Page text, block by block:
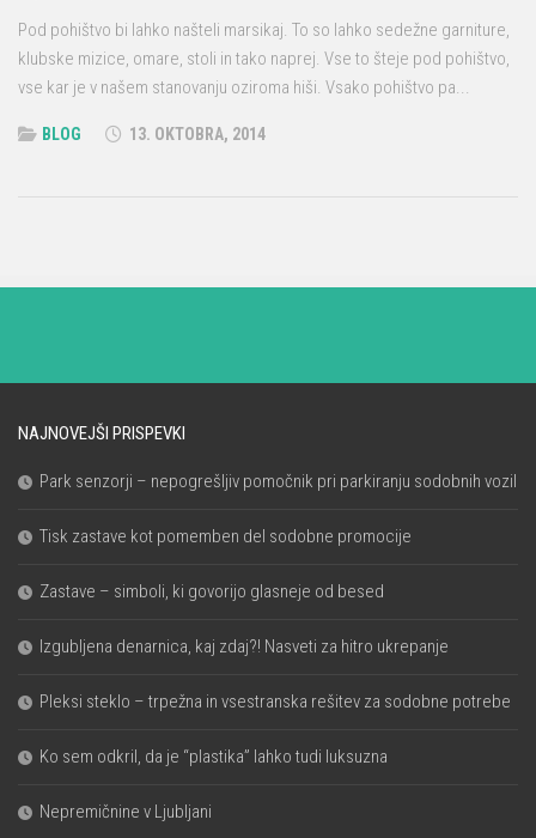
Pod pohištvo bi lahko našteli marsikaj. To so lahko sedežne garniture,
klubske mizice, omare, stoli in tako naprej. Vse to šteje pod pohištvo,
vse kar je v našem stanovanju oziroma hiši. Vsako pohištvo pa...
BLOG 13. OKTOBRA, 2014
NAJNOVEJŠI PRISPEVKI
Park senzorji – nepogrešljiv pomočnik pri parkiranju sodobnih vozil
Tisk zastave kot pomemben del sodobne promocije
Zastave – simboli, ki govorijo glasneje od besed
Izgubljena denarnica, kaj zdaj?! Nasveti za hitro ukrepanje
Pleksi steklo – trpežna in vsestranska rešitev za sodobne potrebe
Ko sem odkril, da je “plastika” lahko tudi luksuzna
Nepremičnine v Ljubljani